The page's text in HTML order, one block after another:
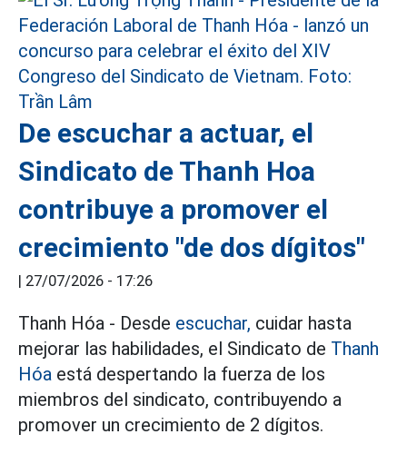
De escuchar a actuar, el
Sindicato de Thanh Hoa
contribuye a promover el
crecimiento "de dos dígitos"
| 27/07/2026 - 17:26
Thanh Hóa - Desde escuchar, cuidar hasta
mejorar las habilidades, el Sindicato de Thanh
Hóa está despertando la fuerza de los
miembros del sindicato, contribuyendo a
promover un crecimiento de 2 dígitos.